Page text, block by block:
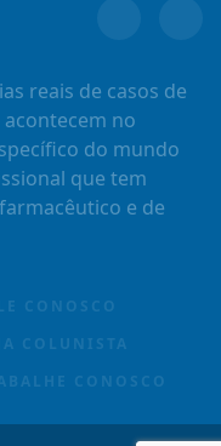
reais de casos de
no
do mundo
que tem
e de
CONOSCO
COLUNISTA
CONOSCO